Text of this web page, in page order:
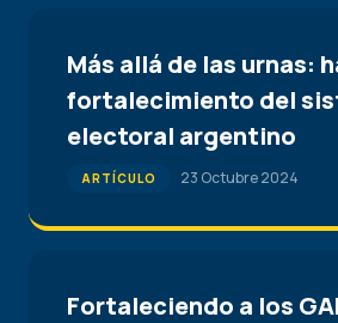
Más allá de las urnas:
fortalecimiento del
electoral argentino
ARTÍCULO 23 Octubre 2024
Fortaleciendo a los